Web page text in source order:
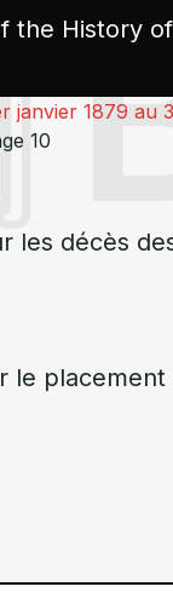
the History
janvier 1879 au
10
les décès
le